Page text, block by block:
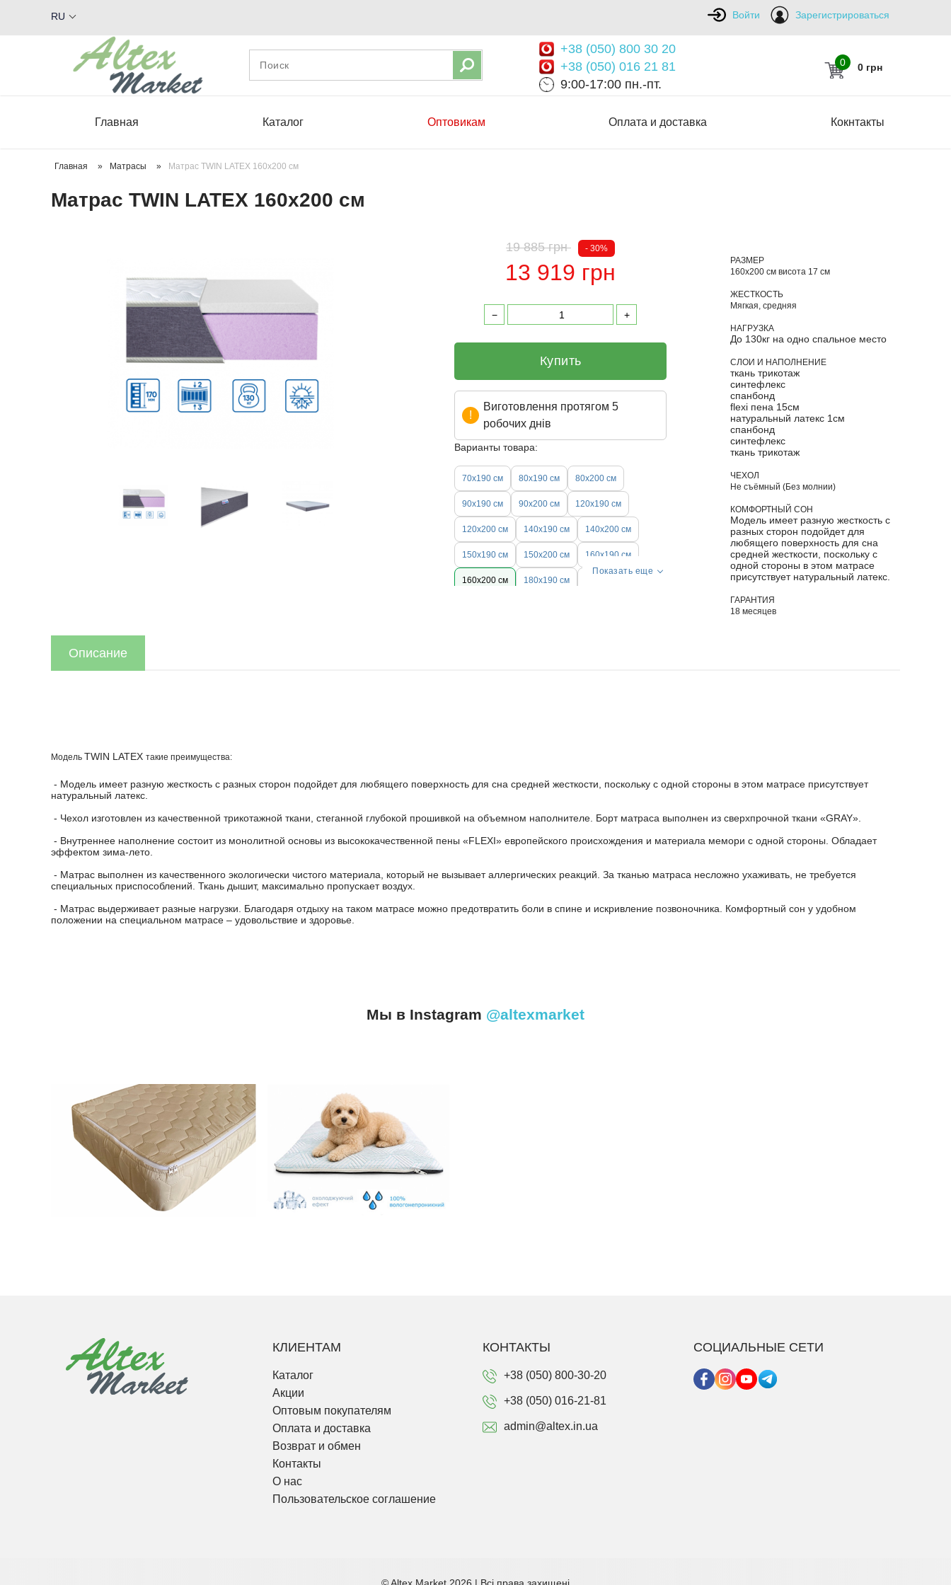
Войти Зарегистрироваться
RU
+38 (050) 800 30 20
+38 (050) 016 21 81
9:00-17:00 пн.-пт.
0 0 грн
Главная Каталог Оптовикам Оплата и доставка Кокнтакты
Главная » Матрасы » Матрас ТWIN LATEX 160х200 см
Матрас ТWIN LATEX 160х200 см
19 885 грн - 30%
13 919 грн
Купить
Виготовлення протягом 5
робочих днів
Варианты товара:
70х190 см 80х190 см 80х200 см
90х190 см 90х200 см 120х190 см
120х200 см 140х190 см 140х200 см
150х190 см 150х200 см 160х190 см
160х200 см 180х190 см
Показать еще
РАЗМЕР
160х200 см висота 17 см
ЖЕСТКОСТЬ
Мягкая, средняя
НАГРУЗКА
До 130кг на одно спальное место
СЛОИ И НАПОЛНЕНИЕ
ткань трикотаж
синтефлекс
спанбонд
flexi пена 15см
натуральный латекс 1см
спанбонд
синтефлекс
ткань трикотаж
ЧЕХОЛ
Не съёмный (Без молнии)
КОМФОРТНЫЙ СОН
Модель имеет разную жесткость с
разных сторон подойдет для
любящего поверхность для сна
средней жесткости, поскольку с
одной стороны в этом матрасе
присутствует натуральный латекс.
ГАРАНТИЯ
18 месяцев
Описание
Модель ТWIN LATEX такие преимущества:
- Модель имеет разную жесткость с разных сторон подойдет для любящего поверхность для сна средней жесткости, поскольку с одной стороны в этом матрасе присутствует
натуральный латекс.
- Чехол изготовлен из качественной трикотажной ткани, стеганной глубокой прошивкой на объемном наполнителе. Борт матраса выполнен из сверхпрочной ткани «GRAY».
- Внутреннее наполнение состоит из монолитной основы из высококачественной пены «FLEXI» европейского происхождения и материала мемори с одной стороны. Обладает
эффектом зима-лето.
- Матрас выполнен из качественного экологически чистого материала, который не вызывает аллергических реакций. За тканью матраса несложно ухаживать, не требуется
специальных приспособлений. Ткань дышит, максимально пропускает воздух.
- Матрас выдерживает разные нагрузки. Благодаря отдыху на таком матрасе можно предотвратить боли в спине и искривление позвоночника. Комфортный сон у удобном
положении на специальном матрасе – удовольствие и здоровье.
Мы в Instagram @altexmarket
КЛИЕНТАМ
Каталог
Акции
Оптовым покупателям
Оплата и доставка
Возврат и обмен
Контакты
О нас
Пользовательское соглашение
КОНТАКТЫ
+38 (050) 800-30-20
+38 (050) 016-21-81
admin@altex.in.ua
СОЦИАЛЬНЫЕ СЕТИ